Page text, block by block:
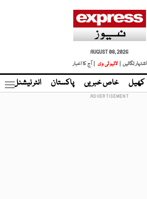
AUGUST 08, 2026
اشتہار لگائیں |
لائیو ٹی وی | آج کا اخبار
کھیل خاص خبریں پاکستان انٹر نیشنل